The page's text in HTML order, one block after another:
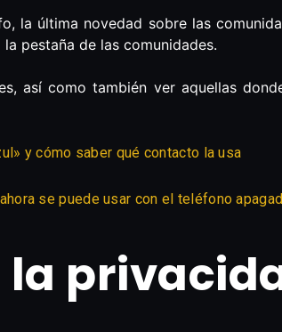
la última novedad sobre las
pestaña de las comunidades.
así como también ver aquellas
y cómo saber qué contacto la usa
se puede usar con el teléfono
la